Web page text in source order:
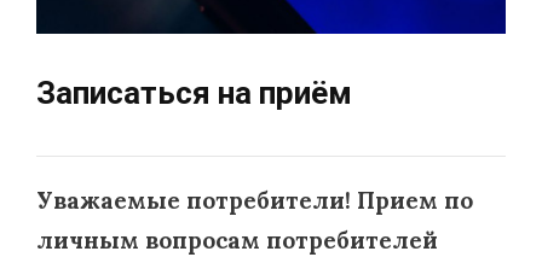
Записаться на приём
Уважаемые потребители! Прием по
личным вопросам потребителей